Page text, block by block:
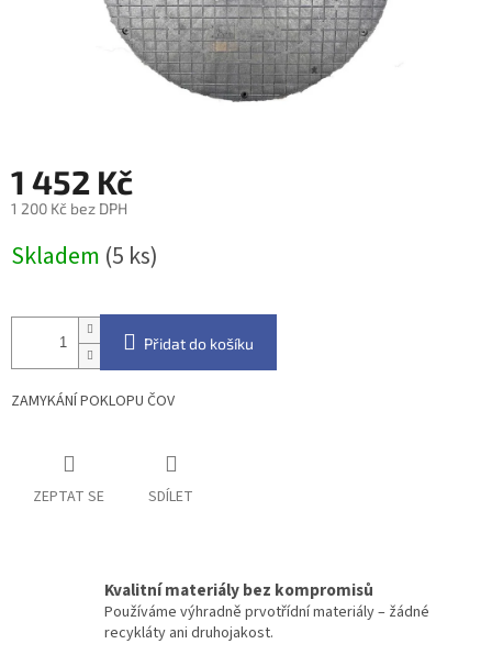
1 452 Kč
1 200 Kč bez DPH
cena:
Skladem (5 ks)
Přidat do košíku
ZAMYKÁNÍ POKLOPU ČOV
ZEPTAT SE SDÍLET
Kvalitní materiály bez kompromisů
Používáme výhradně prvotřídní materiály – žádné
recykláty ani druhojakost.